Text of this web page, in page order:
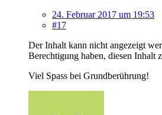
24. Februar 2017 um 19:53
#17
Der Inhalt kann nicht angezeigt
Berechtigung haben, diesen Inhalt
Viel Spass bei Grundberührung!